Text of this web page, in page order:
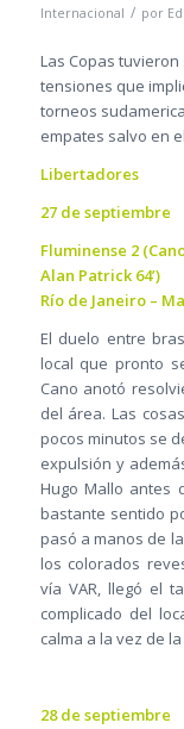
Internacional / por
Las Copas
tensiones que
torneos
empates salvo en
Libertadores
27 de septiembre
Fluminense 2
Alan Patrick 64’)
Río de Janeiro –
El duelo entre
local que pronto
Cano anotó
del área. Las
pocos minutos se
expulsión y
Hugo Mallo antes
bastante sentido
pasó a manos de
los colorados
vía VAR, llegó el
complicado del
calma a la vez de
28 de septiembre